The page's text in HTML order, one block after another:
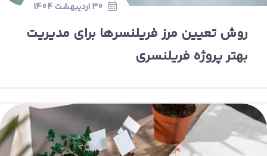
30 اردیبهشت 1404
روش تعیین مرز فریلنسرها برای مدیریت
بهتر پروژه فریلنسری